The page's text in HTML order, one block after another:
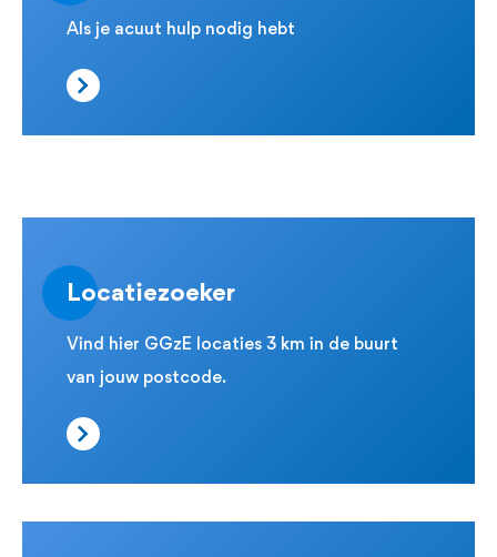
Als je acuut hulp nodig hebt
Locatiezoeker
Vind hier GGzE locaties 3 km in de buurt
van jouw postcode.